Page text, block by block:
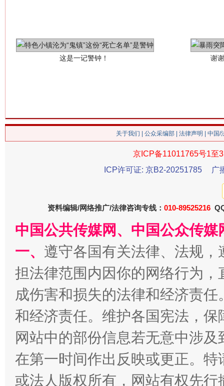
在谋一域中谋全局
今
习近平的博鳌关键词
关于我们 公众采编部 法律声明 | 中国
京ICP备11011765号1至
ICP许可证: 京B2-20251785
广
资料编辑/网络推广/法律咨询专线： 010-89525216
中国公共传媒网、中国公众传
一、 遵守各国有关法律、法规
担法律范围内因你的网络行为
成伤害和损失的法律和经济责
和经济责任。维护各国宪法，
网站中的部份信息若无意中涉
在第一时间作出反映或更正。
或法人版权所有，网站有权先